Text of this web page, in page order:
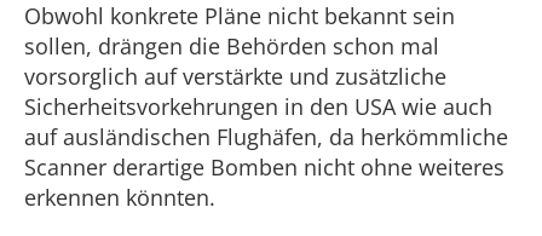
Obwohl konkrete Pläne nicht bekannt sein
sollen, drängen die Behörden schon mal
vorsorglich auf verstärkte und zusätzliche
Sicherheitsvorkehrungen in den USA wie auch
auf ausländischen Flughäfen, da herkömmliche
Scanner derartige Bomben nicht ohne weiteres
erkennen könnten.